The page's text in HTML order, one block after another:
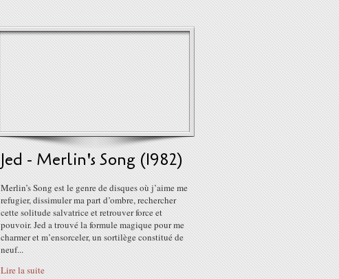
Jed - Merlin's Song (1982)
Merlin’s Song est le genre de disques où j’aime me
refugier, dissimuler ma part d’ombre, rechercher
cette solitude salvatrice et retrouver force et
pouvoir. Jed a trouvé la formule magique pour me
charmer et m’ensorceler, un sortilège constitué de
neuf...
Lire la suite